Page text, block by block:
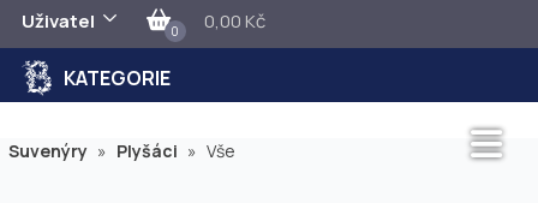
Uživatel 0 0,00 Kč
KATEGORIE
Suvenýry » Plyšáci » Vše